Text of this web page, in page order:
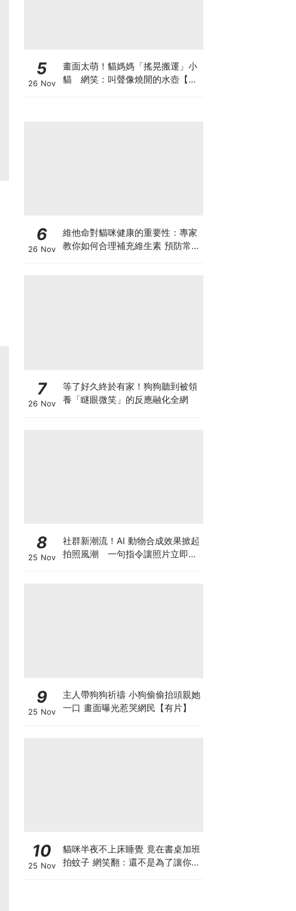
5
26 Nov
畫面太萌！貓媽媽「搖晃搬運」小
貓 網笑：叫聲像燒開的水壺【有
6
26 Nov
維他命對貓咪健康的重要性：專家
教你如何合理補充維生素 預防常見
7
26 Nov
等了好久終於有家！狗狗聽到被領
養「瞇眼微笑」的反應融化全網
8
25 Nov
社群新潮流！AI 動物合成效果掀起
拍照風潮 一句指令讓照片立即升
9
25 Nov
主人帶狗狗祈禱 小狗偷偷抬頭親她
一口 畫面曝光惹哭網民【有片】
10
25 Nov
貓咪半夜不上床睡覺 竟在書桌加班
拍蚊子 網笑翻：還不是為了讓你睡